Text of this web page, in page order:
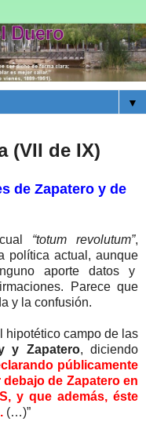
▼
(VII de IX)
de Zapatero y de
“totum revolutum”,
política actual, aunque
aporte datos y
Parece que
y la confusión.
hipotético campo de las
y Zapatero, diciendo
públicamente
debajo de Zapatero en
y que además, éste
(…)”